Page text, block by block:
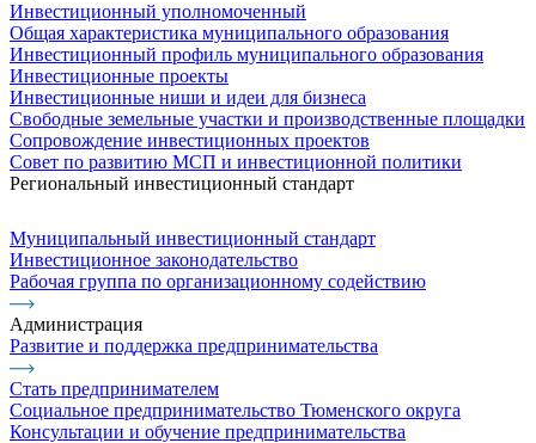
Инвестиционный уполномоченный
Общая характеристика муниципального образования
Инвестиционный профиль муниципального образования
Инвестиционные проекты
Инвестиционные ниши и идеи для бизнеса
Свободные земельные участки и производственные площадки
Сопровождение инвестиционных проектов
Совет по развитию МСП и инвестиционной политики
Региональный инвестиционный стандарт
Муниципальный инвестиционный стандарт
Инвестиционное законодательство
Рабочая группа по организационному содействию
Администрация
Развитие и поддержка предпринимательства
Стать предпринимателем
Социальное предпринимательство Тюменского округа
Консультации и обучение предпринимательства